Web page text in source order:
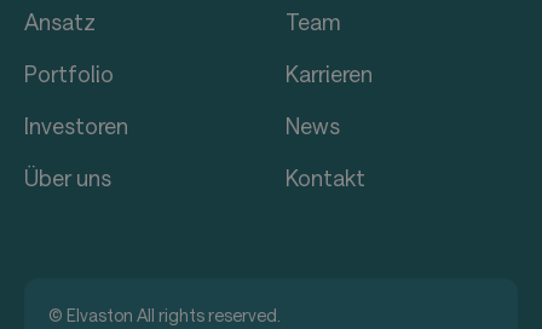
Ansatz
Portfolio
Investoren
Über uns
Team
Karrieren
News
Kontakt
© Elvaston All rights reserved.